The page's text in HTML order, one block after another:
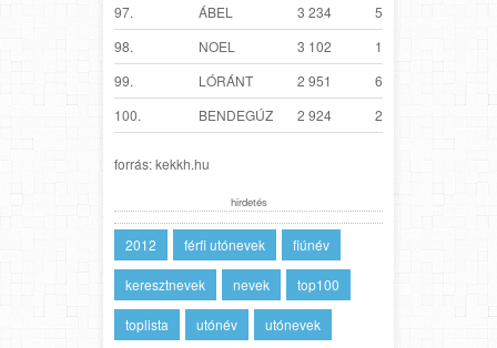
97.
ÁBEL 3 234
541
98.
NOEL 3 102
1 179
99.
LÓRÁNT 2 951
639
100.
BENDEGÚZ 2 924 2 178
forrás: kekkh.hu
hirdetés
2012 férfi utónevek fiúnév
keresztnevek nevek top100
toplista utónév
utónevek